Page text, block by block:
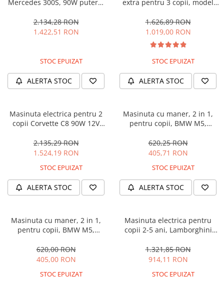
Mercedes 300S, 90W putere,
2.134,28 RON
1.422,51 RON
STOC EPUIZAT
ALERTA STOC
extra pentru 3 copii, model
music player, albastru
1.626,89 RON
1.019,00 RON
STOC EPUIZAT
ALERTA STOC
Masinuta electrica pentru 2
copii Corvette C8 90W 12V
2.135,29 RON
1.524,19 RON
STOC EPUIZAT
ALERTA STOC
Masinuta cu maner, 2 in 1,
pentru copii, BMW M5,
620,25 RON
405,71 RON
STOC EPUIZAT
ALERTA STOC
Masinuta cu maner, 2 in 1,
pentru copii, BMW M5,
620,00 RON
405,00 RON
STOC EPUIZAT
Masinuta electrica pentru
copii 2-5 ani, Lamborghini
12V, galbena
1.321,85 RON
914,11 RON
STOC EPUIZAT